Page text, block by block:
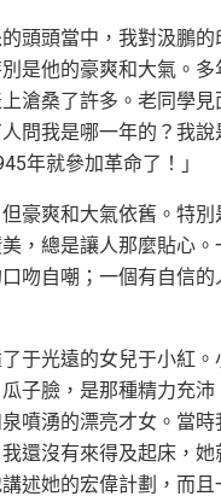
頭頭當中，我對汲鵬的
是他的豪爽和大氣。多
滄桑了許多。老同學
問我是哪一年的？我
年就參加革命了！」
豪爽和大氣依舊。特
，總是讓人那麼貼心
吻自嘲；一個有自信
于光遠的女兒于小紅。
子臉，是那種精力充沛
噴湧的漂亮才女。當
還沒有來得及起床，
述她的宏偉計劃，而